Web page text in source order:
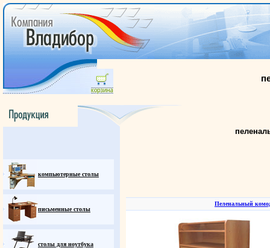
компьютерные столы
письменные столы
столы для ноутбука
Пеленальный